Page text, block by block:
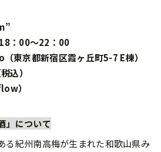
：00〜22：00
東京都新宿区霞ヶ丘町5-7 E棟）
込）
）
」について
る紀州南⾼梅が⽣まれた和歌⼭県み